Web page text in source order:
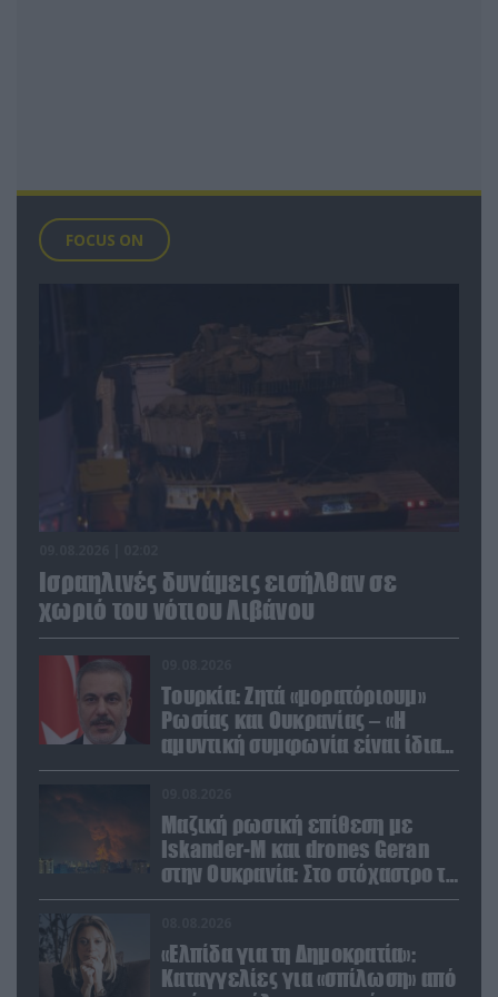
FOCUS ON
Ισραηλινές δυνάμεις εισήλθαν σε
χωριό του νότιου Λιβάνου
Τουρκία: Ζητά «μορατόριουμ»
Ρωσίας και Ουκρανίας – «Η
αμυντική συμφωνία είναι ίδια
με το άρθρο 5 του ΝΑΤΟ» (upd)
Μαζική ρωσική επίθεση με
Iskander-M και drones Geran
στην Ουκρανία: Στο στόχαστρο το
εργοστάσιο των Flamingo
«Ελπίδα για τη Δημοκρατία»:
Καταγγελίες για «σπίλωση» από